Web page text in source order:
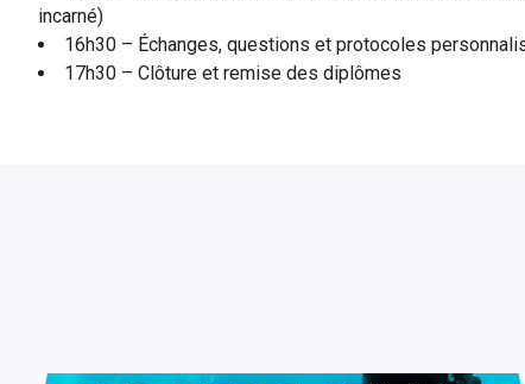
incarné)
16h30 – Échanges, questions et protocoles
17h30 – Clôture et remise des diplômes